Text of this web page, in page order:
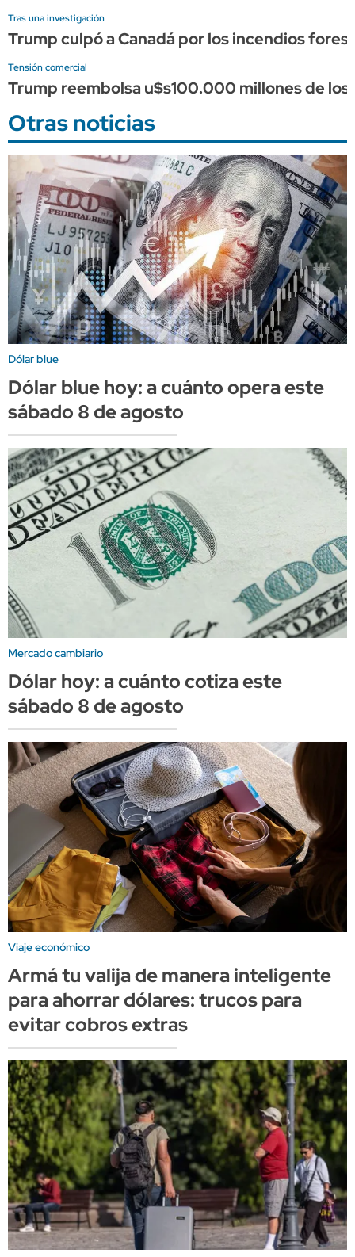
Tras una investigación
Trump culpó a Canadá por los incendios
Tensión comercial
Trump reembolsa u$s100.000 millones de los
Otras noticias
Dólar blue
Dólar blue hoy: a cuánto opera este
sábado 8 de agosto
Mercado cambiario
Dólar hoy: a cuánto cotiza este
sábado 8 de agosto
Viaje económico
Armá tu valija de manera inteligente
para ahorrar dólares: trucos para
evitar cobros extras